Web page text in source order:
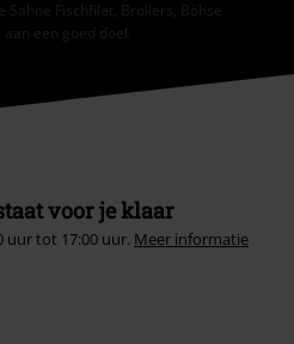
Sahne Fischfilet, Broilers, Böhse
een goed doel.
voor je klaar
uur tot 17:00 uur. Meer informatie